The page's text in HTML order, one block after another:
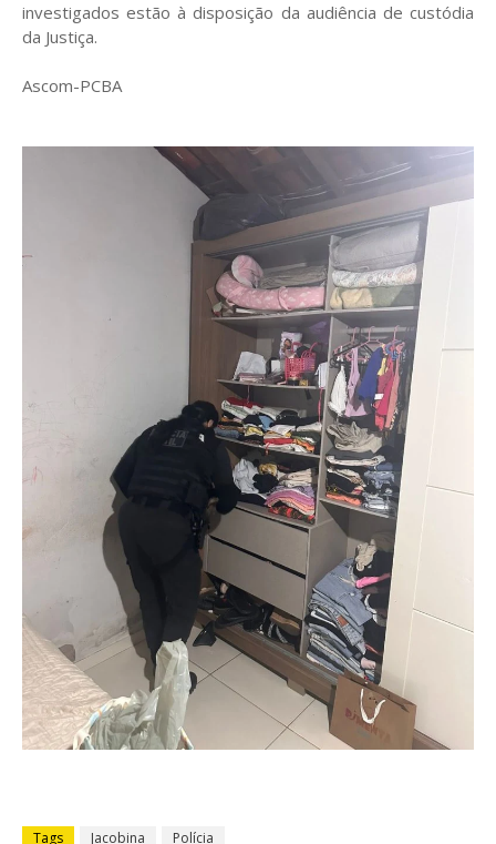
investigados estão à disposição da audiência de custódia
da Justiça.
Ascom-PCBA
Tags Jacobina Polícia